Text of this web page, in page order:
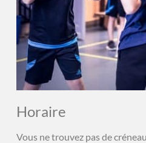
Horaire
Vous ne trouvez pas de